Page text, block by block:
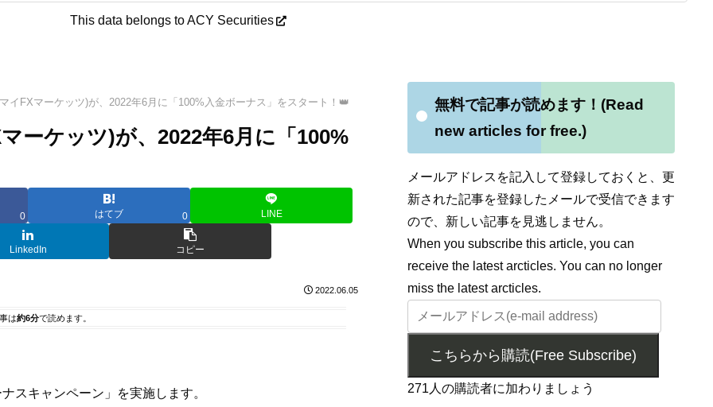
This data belongs to ACY Securities
イFXマーケッツ)が、2022年6月に「100%入金ボーナス」をスタート！👑
ーケッツ)が、2022年6月に「100%
0 はてブ 0 LINE
LinkedIn コピー
2022.06.05
は約6分で読めます。
スキャンペーン」を実施します。
無料で記事が読めます！(Read
new articles for free.)
メールアドレスを記入して登録しておくと、更
新された記事を登録したメールで受信できます
ので、新しい記事を見逃しません。
When you subscribe this article, you can
receive the latest arcticles. You can no longer
miss the latest arcticles.
こちらから購読(Free Subscribe)
271人の購読者に加わりましょう